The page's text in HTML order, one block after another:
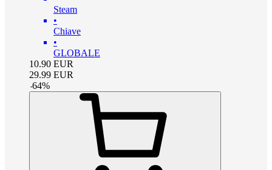
Steam
•
Chiave
•
GLOBALE
10.90 EUR
29.99 EUR
-64%